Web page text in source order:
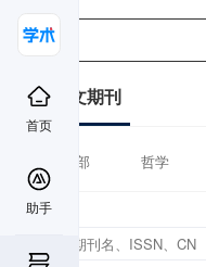
首页
助手
中文期刊
全部 哲学